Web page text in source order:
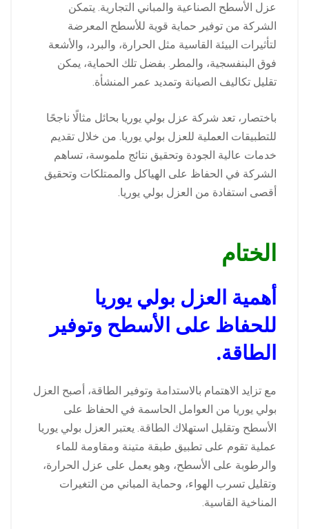
عزل الأسطح الصناعية والمباني التجارية. يتمكن
الشركة من توفير حماية قوية للأسطح المعرضة
لتأثيرات البيئة القاسية مثل الحرارة، والبرد، والأشعة
فوق البنفسجية، والمطر. بفضل تلك الحماية، يمكن
تقليل تكاليف الصيانة وتمديد عمر المنشأة.
باختصار، تعد شركة عزل بولي يوريا بحائل مثالًا ناجحًا
للتطبيقات العملية للعزل بولي يوريا. من خلال تقديم
خدمات عالية الجودة وتحقيق نتائج ملموسة، تساهم
الشركة في الحفاظ على الهياكل والممتلكات وتحقيق
أقصى استفادة من العزل بولي يوريا.
الختام
أهمية العزل بولي يوريا
للحفاظ على الأسطح وتوفير
الطاقة.
مع تزايد الاهتمام بالاستدامة وتوفير الطاقة، أصبح العزل
بولي يوريا من العوامل الحاسمة في الحفاظ على
الأسطح وتقليل استهلاك الطاقة. يعتبر العزل بولي يوريا
عملية تقوم على تطبيق طبقة متينة ومقاومة للماء
والرطوبة على الأسطح، وهو يعمل على عزل الحرارة،
وتقليل تسرب الهواء، وحماية المباني من التغيرات
المناخية القاسية.